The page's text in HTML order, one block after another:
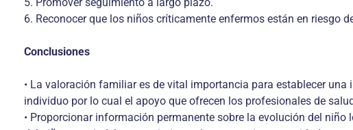
6. Reconocer que los niños crítica­mente enfermos están en riesgo
Conclusiones
• La valoración familiar es de vital importancia para establecer
individuo por lo cual el apoyo que ofrecen los profesiona­les de
• Proporcionar información perma­nente sobre la evolución del